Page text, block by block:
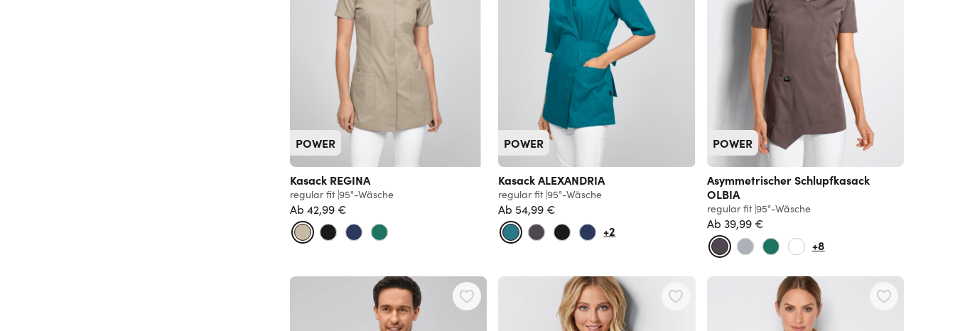
POWER
Kasack REGINA
regular fit 95°-Wäsche
Ab 42,99 €
POWER
Kasack ALEXANDRIA
regular fit 95°-Wäsche
Ab 54,99 €
+2
POWER
Asymmetrischer Schlupfkasack
OLBIA
regular fit 95°-Wäsche
Ab 39,99 €Normalpreis
+8